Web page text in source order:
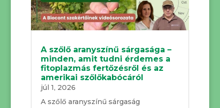
A szőlő aranyszínű sárgasága –
minden, amit tudni érdemes a
fitoplazmás fertőzésről és az
amerikai szőlőkabócáról
júl 1, 2026
A szőlő aranyszínű sárgaság